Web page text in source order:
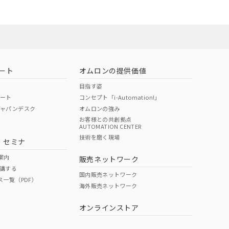
O O
ページへ
ください
ト
ト
パンデスク
セミナ
内
する
覧（PDF）
オムロンの提供価値
目指す姿
コンセプト「i-Automation!」
オムロンの強み
お客様との共創拠点
AUTOMATION CENTER
技術を磨く現場
販売ネットワーク
国内販売ネットワーク
海外販売ネットワーク
オンラインストア